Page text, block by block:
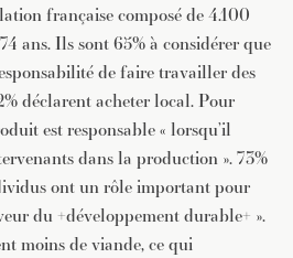
française composé de 4.100
ans. Ils sont 65% à considérer que
de faire travailler des
déclarent acheter local. Pour
est responsable « lorsqu’il
dans la production ». 73%
ont un rôle important pour
du +développement durable+ ».
moins de viande, ce qui